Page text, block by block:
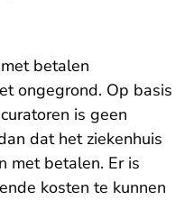
betalen
ongegrond. Op basis
is geen
dat het ziekenhuis
met betalen. Er is
kosten te kunnen